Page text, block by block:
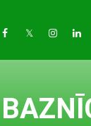
Facebook
Twitter